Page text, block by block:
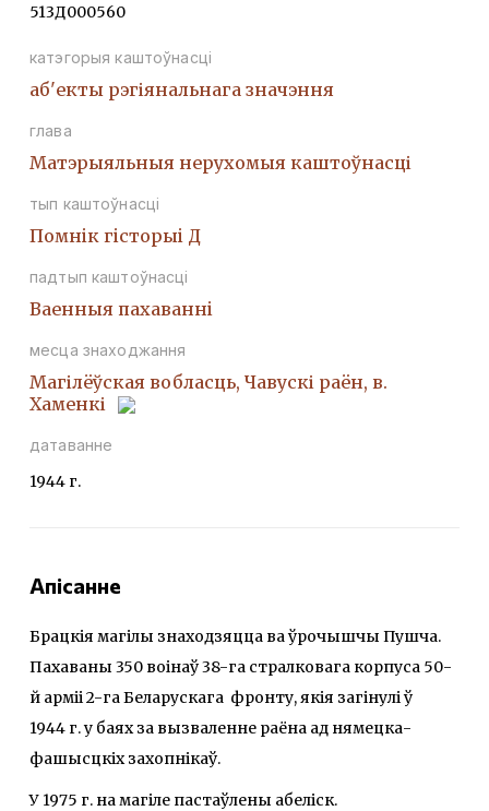
513Д000560
катэгорыя каштоўнасці
аб'екты рэгіянальнага значэння
глава
Матэрыяльныя нерухомыя каштоўнасці
тып каштоўнасці
Помнiк гiсторыi Д
падтып каштоўнасці
Ваенныя пахаваннi
месца знаходжання
Магілёўская вобласць, Чавускі раён, в.
Хаменкі
датаванне
1944 г.
Апісанне
Брацкія магілы знаходзяцца ва ўрочышчы Пушча.
Пахаваны 350 воінаў 38-га стралковага корпуса 50-
й арміі 2-га Беларускага фронту, якія загінулі ў
1944 г. у баях за вызваленне раёна ад нямецка-
фашысцкіх захопнікаў.
У 1975 г. на магіле пастаўлены абеліск.